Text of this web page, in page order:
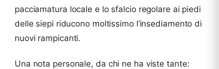
pacciamatura locale e lo sfalcio regolare ai piedi
delle siepi riducono moltissimo l’insediamento di
nuovi rampicanti.
Una nota personale, da chi ne ha viste tante: